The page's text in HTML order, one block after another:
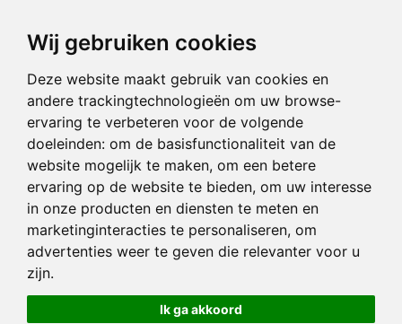
Wij gebruiken cookies
Deze website maakt gebruik van cookies en
andere trackingtechnologieën om uw browse-
ervaring te verbeteren voor de volgende
doeleinden: om de basisfunctionaliteit van de
website mogelijk te maken, om een betere
ervaring op de website te bieden, om uw interesse
in onze producten en diensten te meten en
marketinginteracties te personaliseren, om
advertenties weer te geven die relevanter voor u
zijn.
Ik ga akkoord